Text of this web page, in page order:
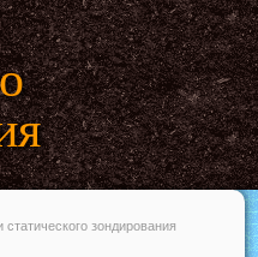
статического зондирования